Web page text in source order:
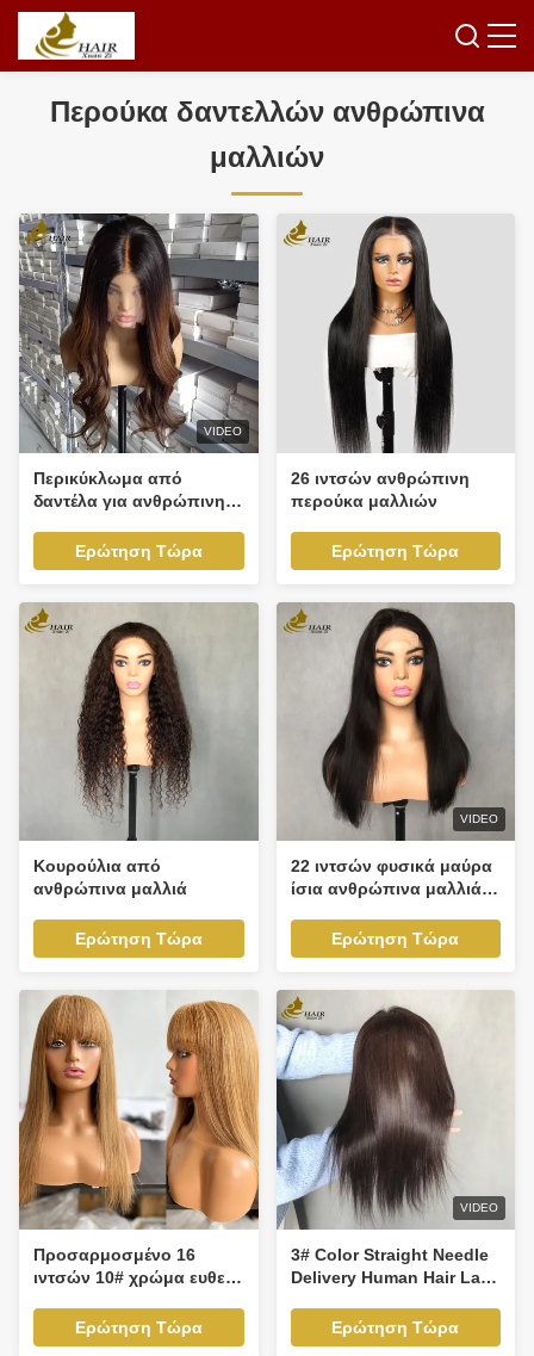
Περούκα δαντελλών ανθρώπινα
μαλλιών
VIDEO
Περικύκλωμα από
δαντέλα για ανθρώπινη
Ερώτηση Τώρα
26 ιντσών ανθρώπινη
περούκα μαλλιών
Ερώτηση Τώρα
Κουρούλια από
ανθρώπινα μαλλιά
Ερώτηση Τώρα
VIDEO
22 ιντσών φυσικά μαύρα
ίσια ανθρώπινα μαλλιά 4
δαντέλαΕρώτηση Τώρα
Προσαρμοσμένο 16
ιντσών 10# χρώμα ευθεία
μαλλιά δαντέλα περούκα
με περιφέρειες
Ερώτηση Τώρα
VIDEO
3# Color Straight Needle
Delivery Human Hair Lace
Full Lace Wig
Ερώτηση Τώρα